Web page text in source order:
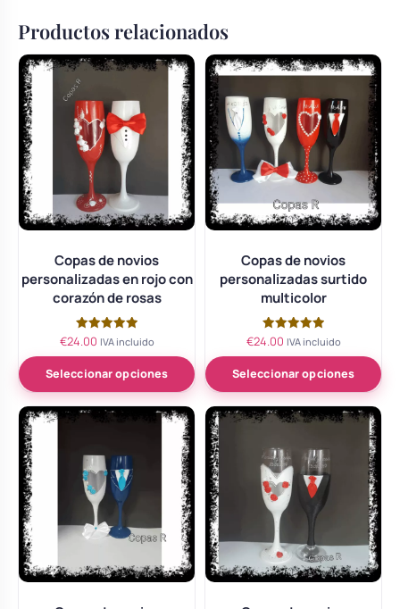
Productos relacionados
Copas de novios
personalizadas en rojo con
corazón de rosas
Valorado
de 5
€24.00 IVA incluido
Seleccionar opciones
Copas de novios
personalizadas surtido
multicolor
Valorado
de 5
€24.00 IVA incluido
Seleccionar opciones